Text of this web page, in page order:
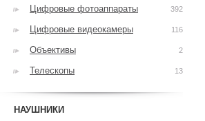
Цифровые фотоаппараты 392
Цифровые видеокамеры 116
Объективы 2
Телескопы 13
НАУШНИКИ